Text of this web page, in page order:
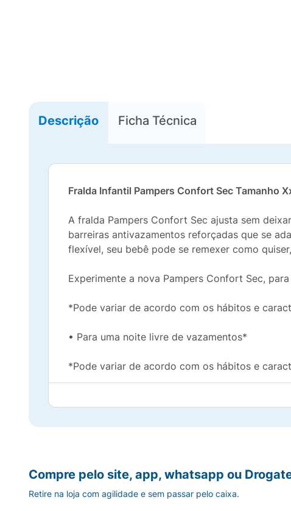
Descrição Ficha Técnica
Fralda Infantil Pampers Confort Sec Tamanho
A fralda Pampers Confort Sec ajusta sem
barreiras antivazamentos reforçadas que se
flexível, seu bebê pode se remexer como
Experimente a nova Pampers Confort Sec,
*Pode variar de acordo com os hábitos e
• Para uma noite livre de vazamentos*
*Pode variar de acordo com os hábitos e
• Duplas barreiras Antivazamentos: se
• Fitas Flex: Ajuste cômodo e flexível para
• Loção hipoalergênica: ajuda a prevenir
Compre pelo site, app, whatsapp ou
Retire na loja com agilidade e sem passar pelo caixa.